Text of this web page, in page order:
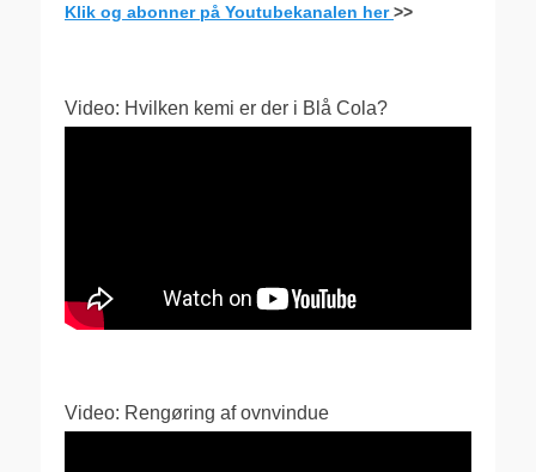
Klik og abonner på Youtubekanalen her>>
Video: Hvilken kemi er der i Blå Cola?
Video: Rengøring af ovnvindue